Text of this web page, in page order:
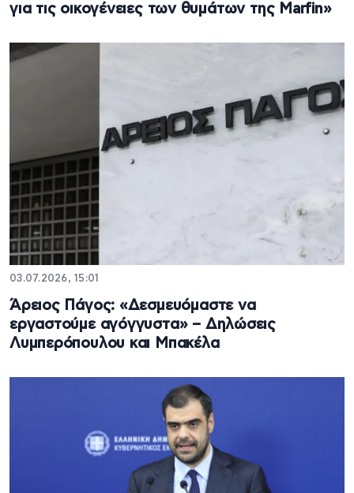
για τις οικογένειες των θυμάτων της Marfin»
03.07.2026, 15:01
Άρειος Πάγος: «Δεσμευόμαστε να
εργαστούμε αγόγγυστα» – Δηλώσεις
Λυμπερόπουλου και Μπακέλα